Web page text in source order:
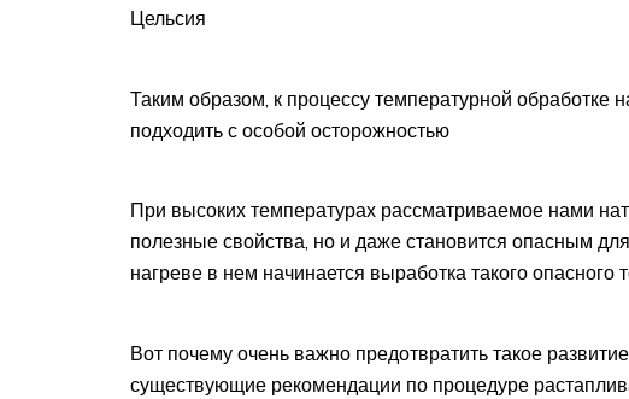
Цельсия
Таким образом, к процессу температурной обработке
подходить с особой осторожностью
При высоких температурах рассматриваемое нами
полезные свойства, но и даже становится опасным
нагреве в нем начинается выработка такого опасного
Вот почему очень важно предотвратить такое
существующие рекомендации по процедуре